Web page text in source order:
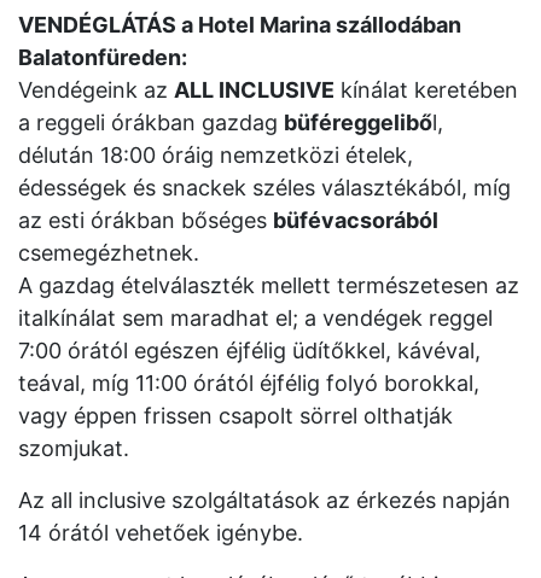
VENDÉGLÁTÁS a Hotel Marina szállodában
Balatonfüreden:
Vendégeink az ALL INCLUSIVE kínálat keretében
a reggeli órákban gazdag büféreggeliből,
délután 18:00 óráig nemzetközi ételek,
édességek és snackek széles választékából, míg
az esti órákban bőséges büfévacsorából
csemegézhetnek.
A gazdag ételválaszték mellett természetesen az
italkínálat sem maradhat el; a vendégek reggel
7:00 órától egészen éjfélig üdítőkkel, kávéval,
teával, míg 11:00 órától éjfélig folyó borokkal,
vagy éppen frissen csapolt sörrel olthatják
szomjukat.
Az all inclusive szolgáltatások az érkezés napján
14 órától vehetőek igénybe.